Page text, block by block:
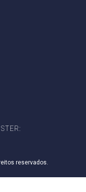
reservados.